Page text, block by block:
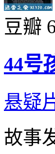
豆瓣
44号
悬疑
故事